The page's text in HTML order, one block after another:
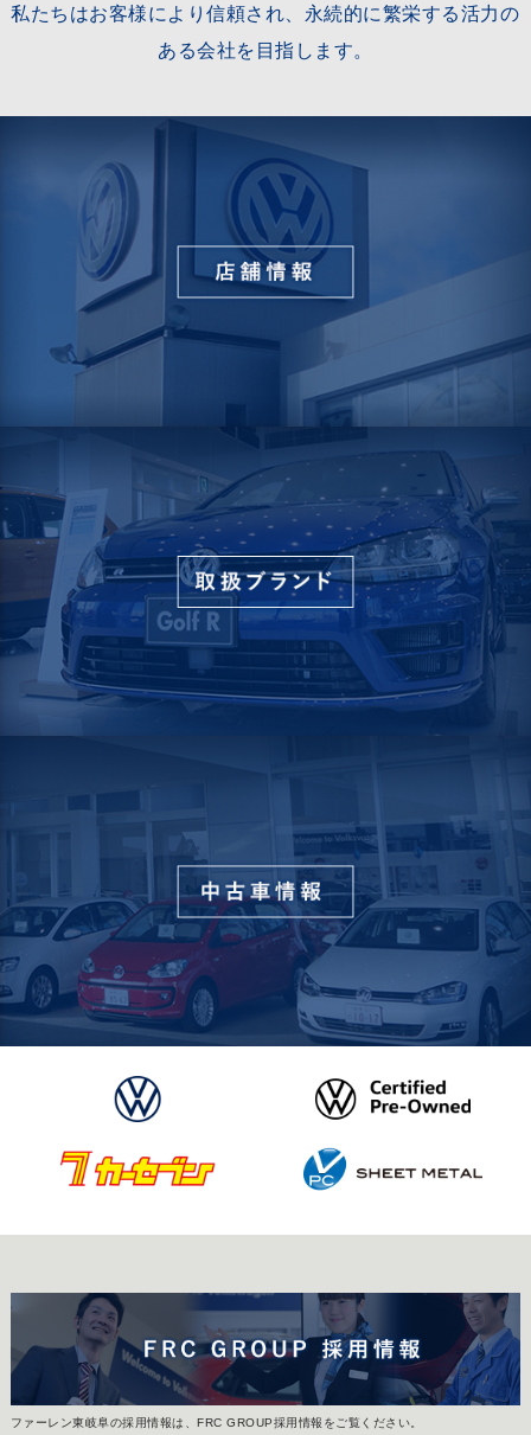
私たちはお客様により信頼され、永続的に繁栄する活力の
ある会社を目指します。
ファーレン東岐阜の採用情報は、FRC GROUP採用情報をご覧ください。